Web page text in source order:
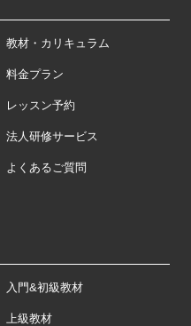
教材・カリキュラム
料金プラン
レッスン予約
法人研修サービス
よくあるご質問
入門&初級教材
上級教材